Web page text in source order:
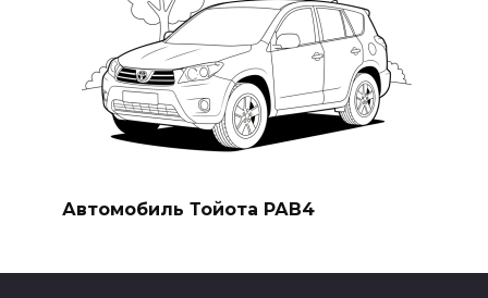
Автомобиль Тойота РАВ4